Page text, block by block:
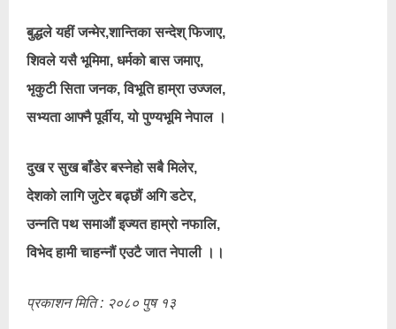
बुद्धले यहीं जन्मेर,शान्तिका सन्देश् फिजाए,
शिवले यसै भूमिमा, धर्मको बास जमाए,
भृकुटी सिता जनक, विभूति हाम्रा उज्जल,
सभ्यता आफ्नै पूर्वीय, यो पुण्यभूमि नेपाल ।
दुख र सुख बाँडेर बस्नेहो सबै मिलेर,
देशको लागि जुटेर बढ्छौं अगि डटेर,
उन्नति पथ समाऔं इज्यत हाम्रो नफालि,
विभेद हामी चाहन्नौं एउटै जात नेपाली ।।
प्रकाशन मिति : २०८० पुष १३